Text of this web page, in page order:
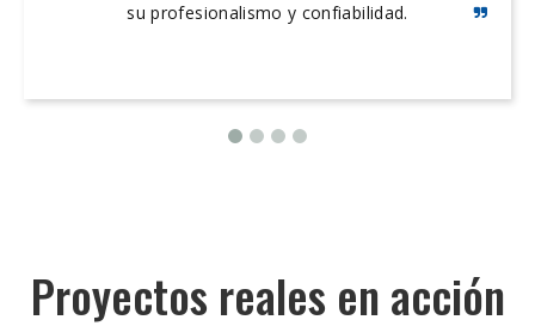
su profesionalismo y confiabilidad.
Proyectos reales en acción